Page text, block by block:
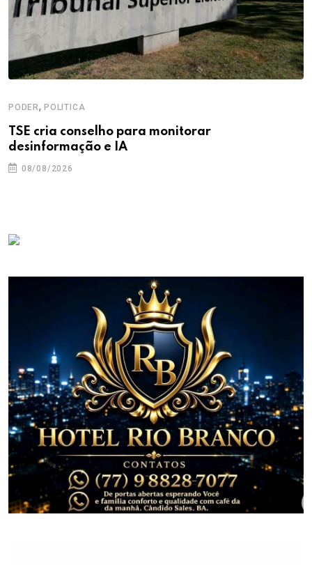
PODER, POLITICA
TSE cria conselho para monitorar
desinformação e IA
08/08/2026